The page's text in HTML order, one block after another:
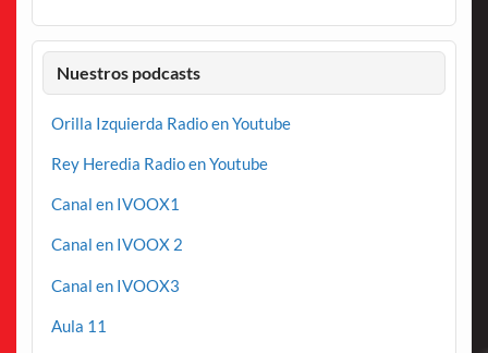
Nuestros podcasts
Orilla Izquierda Radio en Youtube
Rey Heredia Radio en Youtube
Canal en IVOOX1
Canal en IVOOX 2
Canal en IVOOX3
Aula 11